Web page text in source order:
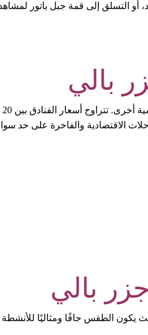
أو التسلق إلى قمة جبل باتور
بالي
الاقتصادية والفاخرة على حد
بالي
يكون الطقس جافًا ومثاليًا